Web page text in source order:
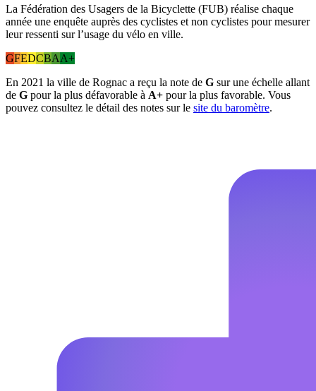
La Fédération des Usagers de la Bicyclette (FUB) réalise chaque
année une enquête auprès des cyclistes et non cyclistes pour mesurer
leur ressenti sur l’usage du vélo en ville.
GFEDCBAA+
En 2021 la ville de Rognac a reçu la note de G sur une échelle allant
de G pour la plus défavorable à A+ pour la plus favorable. Vous
pouvez consultez le détail des notes sur le site du baromètre.